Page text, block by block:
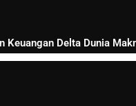
Keuangan Delta Dunia